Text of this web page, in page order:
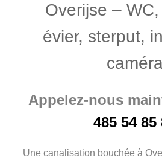
Overijse –
évier, sterput,
Appelez-nous
485 54 85
Une canalisation bouchée à